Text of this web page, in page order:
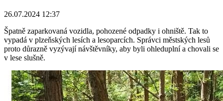
26.07.2024 12:37
Špatně zaparkovaná vozidla, pohozené odpadky i ohniště. Tak to
vypadá v plzeňských lesích a lesoparcích. Správci městských lesů
proto důrazně vyzývají návštěvníky, aby byli ohleduplní a chovali se
v lese slušně.